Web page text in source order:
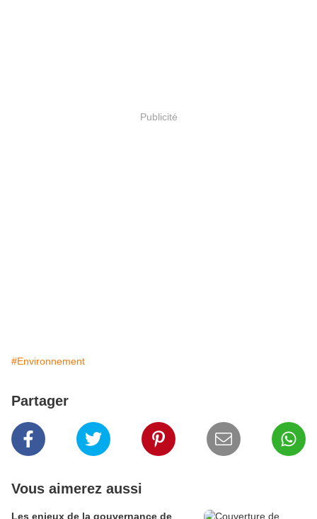
Publicité
#Environnement
Partager
Vous aimerez aussi
Les enjeux de la gouvernance de